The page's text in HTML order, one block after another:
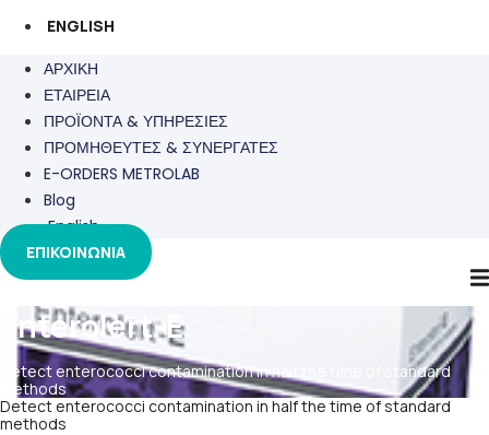
ENGLISH
ΑΡΧΙΚΗ
ΕΤΑΙΡΕΙΑ
ΠΡΟΪΟΝΤΑ & ΥΠΗΡΕΣΙΕΣ
ΠΡΟΜΗΘΕΥΤΕΣ & ΣΥΝΕΡΓΑΤΕΣ
E-ORDERS METROLAB
Blog
English
ΕΠΙΚΟΙΝΩΝΙΑ
Enterolert-E
Detect enterococci contamination in half the time of standard
methods
Detect enterococci contamination in half the time of standard
methods